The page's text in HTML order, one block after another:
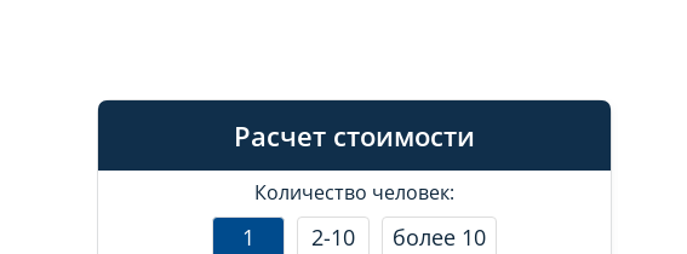
Расчет стоимости
Количество человек:
1 2-10 более 10